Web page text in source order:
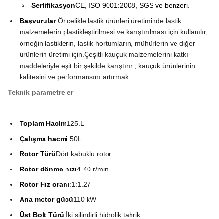
SertifikasyonCE, ISO 9001:2008, SGS ve benzeri.
Başvurular:Öncelikle lastik ürünleri üretiminde lastik
malzemelerin plastikleştirilmesi ve karıştırılması için kullanılır,
örneğin lastiklerin, lastik hortumların, mühürlerin ve diğer
ürünlerin üretimi için.Çeşitli kauçuk malzemelerini katkı
maddeleriyle eşit bir şekilde karıştırır., kauçuk ürünlerinin
kalitesini ve performansını artırmak.
Teknik parametreler
Toplam Hacim125.L
Çalışma hacmi:50L
Rotor TürüDört kabuklu rotor
Rotor dönme hızı4-40 r/min
Rotor Hız oranı:1:1.27
Ana motor gücü110 kW
Üst Bolt Türü:İki silindirli hidrolik tahrik